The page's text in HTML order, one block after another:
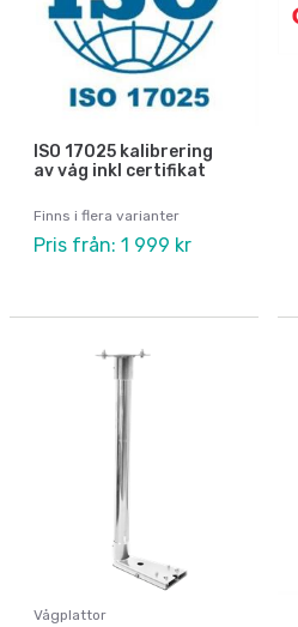
ISO 17025 kalibrering
av våg inkl certifikat
Finns i flera varianter
Pris från: 1 999 kr
Vågplattor